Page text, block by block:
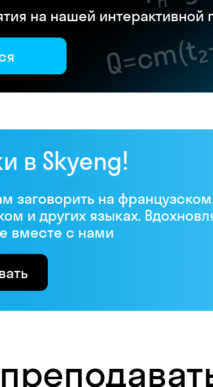
на нашей интерактивной
в Skyeng!
заговорить на
и других языках.
вместе с нами